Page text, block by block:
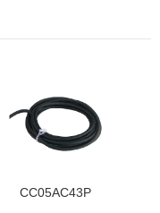
CC05AC43P